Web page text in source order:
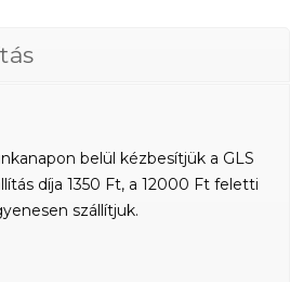
belül kézbesítjük a GLS
díja 1350 Ft, a 12000 Ft feletti
szállítjuk.